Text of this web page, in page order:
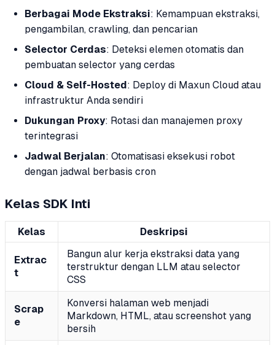
Berbagai Mode Ekstraksi: Kemampuan ekstraksi,
pengambilan, crawling, dan pencarian
Selector Cerdas: Deteksi elemen otomatis dan
pembuatan selector yang cerdas
Cloud & Self-Hosted: Deploy di Maxun Cloud atau
infrastruktur Anda sendiri
Dukungan Proxy: Rotasi dan manajemen proxy
terintegrasi
Jadwal Berjalan: Otomatisasi eksekusi robot
dengan jadwal berbasis cron
Kelas SDK Inti
Kelas Deskripsi
Extrac
t
Bangun alur kerja ekstraksi data yang
terstruktur dengan LLM atau selector
CSS
Scrap
e
Konversi halaman web menjadi
Markdown, HTML, atau screenshot yang
bersih